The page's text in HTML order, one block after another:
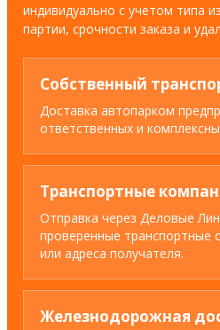
индивидуально с учетом типа
партии, срочности заказа и
Собственный
Доставка автопарком
ответственных и
Транспортные
Отправка через Деловые
проверенные транспортные
или адреса получателя.
Железнодорожная